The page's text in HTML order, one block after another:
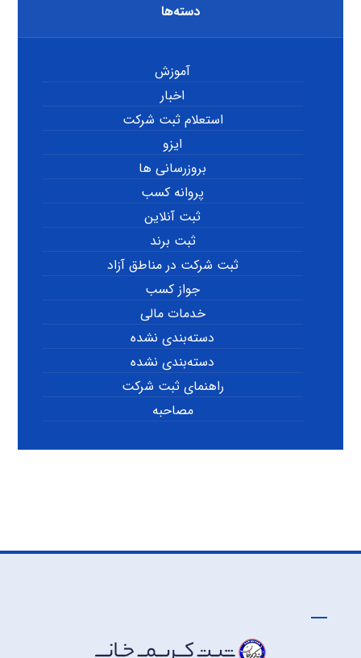
دسته‌ها
آموزش
اخبار
استعلام ثبت شرکت
ایزو
بروزرسانی ها
پروانه کسب
ثبت آنلاین
ثبت برند
ثبت شرکت در مناطق آزاد
جواز کسب
خدمات مالی
دسته‌بندی نشده
دسته‌بندی نشده
راهنمای ثبت شرکت
مصاحبه